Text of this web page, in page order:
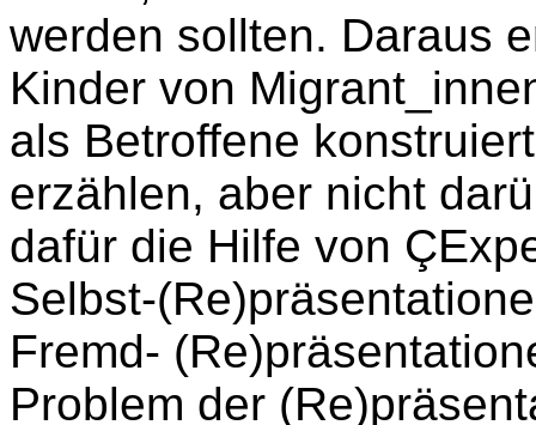
werden sollten. Daraus
Kinder von
als Betroffene
erzählen, aber nicht
dafür die Hilfe von
Selbst-
Fremd-
Problem der